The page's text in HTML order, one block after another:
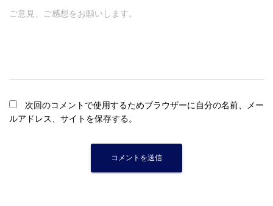
ご意見、ご感想をお願いします。
次回のコメントで使用するためブラウザーに自分の名前、メー
ルアドレス、サイトを保存する。